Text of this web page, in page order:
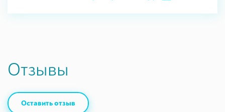
Отзывы
Оставить отзыв